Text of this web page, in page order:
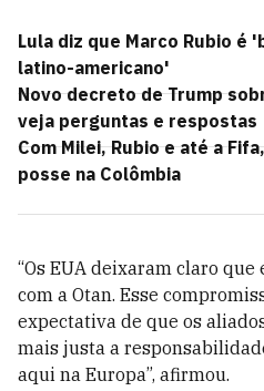
Lula diz que Marco Rubio é
latino-americano'
Novo decreto de Trump
veja perguntas e respostas
Com Milei, Rubio e até a
posse na Colômbia
“Os EUA deixaram claro
com a Otan. Esse
expectativa de que os
mais justa a
aqui na Europa”, afirmou.